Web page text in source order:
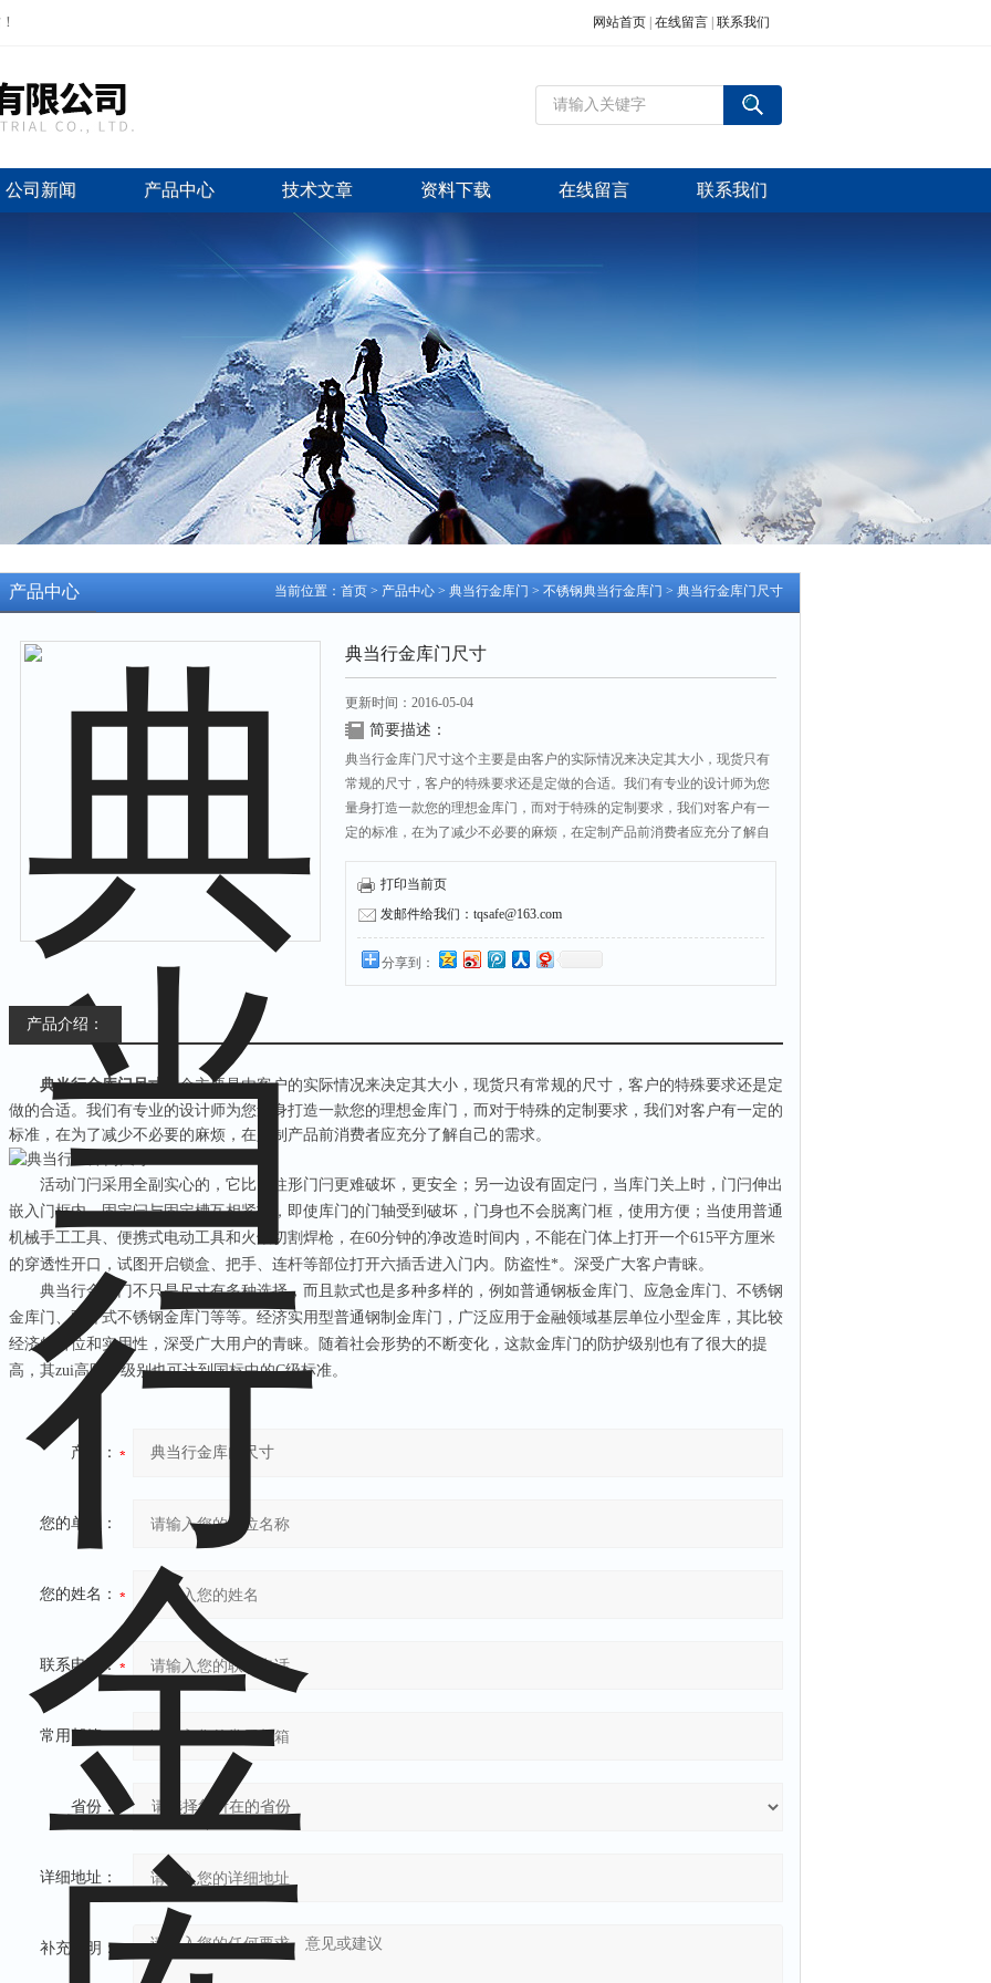
网站首页 在线留言 联系我们
公司新闻 产品中心 技术文章 资料下载 在线留言 联系我们
当前位置： 首页 > 产品中心 > 典当行金库门 > 不锈钢典当行金库门 > 典当行金库门尺寸
产品中心
典当行金库门尺寸
更新时间：2016-05-04
简要描述：
典当行金库门尺寸这个主要是由客户的实际情况来决定其大小，现货只有
常规的尺寸，客户的特殊要求还是定做的合适。我们有专业的设计师为您
量身打造一款您的理想金库门，而对于特殊的定制要求，我们对客户有一
定的标准，在为了减少不必要的麻烦，在定制产品前消费者应充分了解自
打印当前页
发邮件给我们：tqsafe@163.com
分享到：
产品介绍：
典当行金库门尺寸
这个主要是由客户的实际情况来决定其大小，现货只有常规的尺寸，客户的特殊要求还是定
做的合适。我们有专业的设计师为您量身打造一款您的理想金库门，而对于特殊的定制要求，我们对客户有一定的
标准，在为了减少不必要的麻烦，在定制产品前消费者应充分了解自己的需求。
活动门闩采用全副实心的，它比圆柱形门闩更难破坏，更安全；另一边设有固定闩，当库门关上时，门闩伸出
嵌入门框内，固定闩与固定槽互相紧扣，即使库门的门轴受到破坏，门身也不会脱离门框，使用方便；当使用普通
机械手工工具、便携式电动工具和火焰切割焊枪，在60分钟的净改造时间内，不能在门体上打开一个615平方厘米
的穿透性开口，试图开启锁盒、把手、连杆等部位打开六插舌进入门内。防盗性*。深受广大客户青睐。
典当行金库门不只是尺寸有多种选择，而且款式也是多种多样的，例如普通钢板金库门、应急金库门、不锈钢
金库门、双开式不锈钢金库门等等。经济实用型普通钢制金库门，广泛应用于金融领域基层单位小型金库，其比较
经济的价位和实用性，深受广大用户的青睐。随着社会形势的不断变化，这款金库门的防护级别也有了很大的提
高，其zui高防护级别也可达到国标中的C级标准。
产品：
您的单位：
您的姓名：
联系电话：
常用邮箱：
省份：
详细地址：
补充说明：